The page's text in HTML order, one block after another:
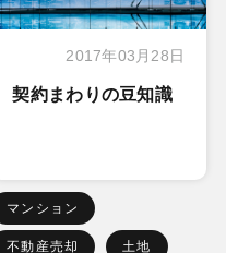
2017年03月28日
契約まわりの豆知識
マンション
不動産売却 土地